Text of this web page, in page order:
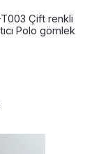
T003 Çift renkli
Polo gömlek